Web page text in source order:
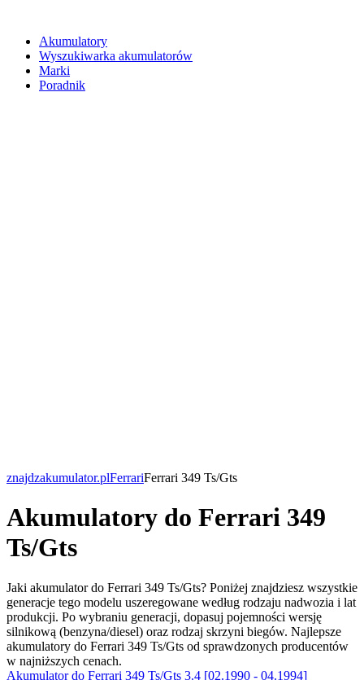
Akumulatory
Wyszukiwarka akumulatorów
Marki
Poradnik
znajdzakumulator.plFerrariFerrari 349 Ts/Gts
Akumulatory do Ferrari 349
Ts/Gts
Jaki akumulator do Ferrari 349 Ts/Gts? Poniżej znajdziesz wszystkie
generacje tego modelu uszeregowane według rodzaju nadwozia i lat
produkcji. Po wybraniu generacji, dopasuj pojemności wersję
silnikową (benzyna/diesel) oraz rodzaj skrzyni biegów. Najlepsze
akumulatory do Ferrari 349 Ts/Gts od sprawdzonych producentów
w najniższych cenach.
Akumulator do Ferrari 349 Ts/Gts 3.4 [02.1990 - 04.1994]